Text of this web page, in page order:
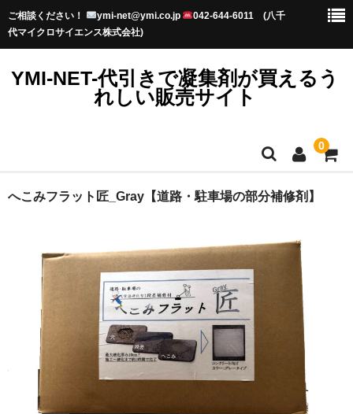
ご相談ください！ ymi-net@ymi.co.jp
042-644-6011 (八千
代マイクロサイエンス株式会社)
YMI-NET-代引きで凝集剤が買えるう
れしい販売サイト
0
TOP
プライバシーポリシー
初めてのお客様へ-送料・納期-
水澄まいるってなに？
よくあるご質問
添加量の目安
へこみフラット匠_Gray【道路・駐車場の部分補修剤】